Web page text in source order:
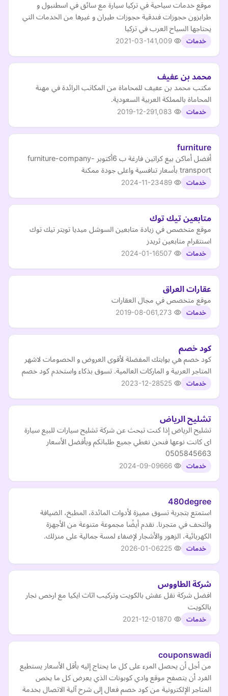
موقع خدمات سياحية في تركيا سيارة مع سائق في اسطنبول و
طرابزون حجوزات فندقية حجوزات طيران و غيرها من الخدمات التي
يحتاجها السياح العرب في تركيا
خدمات 2021-03-14
محمد بن عفيف
مكتب محمد بن عفيف للمحاماة من المكاتب الرائدة في مهنة
المحاماة بالمملكة العربية السعودية.
خدمات 2019-12-29
furniture
أفضل أماكن بيع كراتين فارغة ب 6أكتوبر furniture-company-
transport بأسعار تنافسية واعلى جودة ممكنة
خدمات 2024-11-23
متابعين تيك توك
موقع متخصص في زيادة متابعين السوشل ميديا تويتر تيك توك
اسنتقرام متابعين ثريدز
خدمات 2024-01-16
عقارات العراق
موقع متخصص في مجال العقارات
خدمات 2019-08-06
كود خصم
كود خصم هي بوابتك المفضلة لأقوى العروض و الخصومات لاشهر
المتاجر العربية و الماركات العالمية. تسوق بذكاء واستخدم كود خصم
خدمات 2023-12-28
تشليح الرياض
تشليح الرياض إذا كنت تبحث عن شركة تشليح سيارات للبيع سيارة
اى كانت نوعها فنحن نغطي جميع طلباتكم وبأفضل الأسعار
0505845663
خدمات 2024-09-09
480degree
استمتع بتجربة تسوق مميزة لأدوات المائدة، المطبخ، الضيافة
والتحف في متجرنا. نقدم أيضًا مجموعة متنوعة من الأجهزة
الكهربائية، الزهور والأشجار لإضفاء لمسة جمالية على منزلك.
خدمات 2026-01-06
شركة الطاووس
افضل شركة نقل عفش بالكويت وتركيب اثاث ايكيا مع ارخص نجار
بالكويت
خدمات 2021-12-01
couponswadi
من أجل أن يحصل المرء على كل ما يحتاج إليه بأقل الأسعار يستطيع
الفرد أن يتصفح موقع وادي كوبونات الذي يعرض كل ما يخص
المتاجر الإلكترونية من كود خصم فعال إلى شرح آلية الاتصال بخدمة